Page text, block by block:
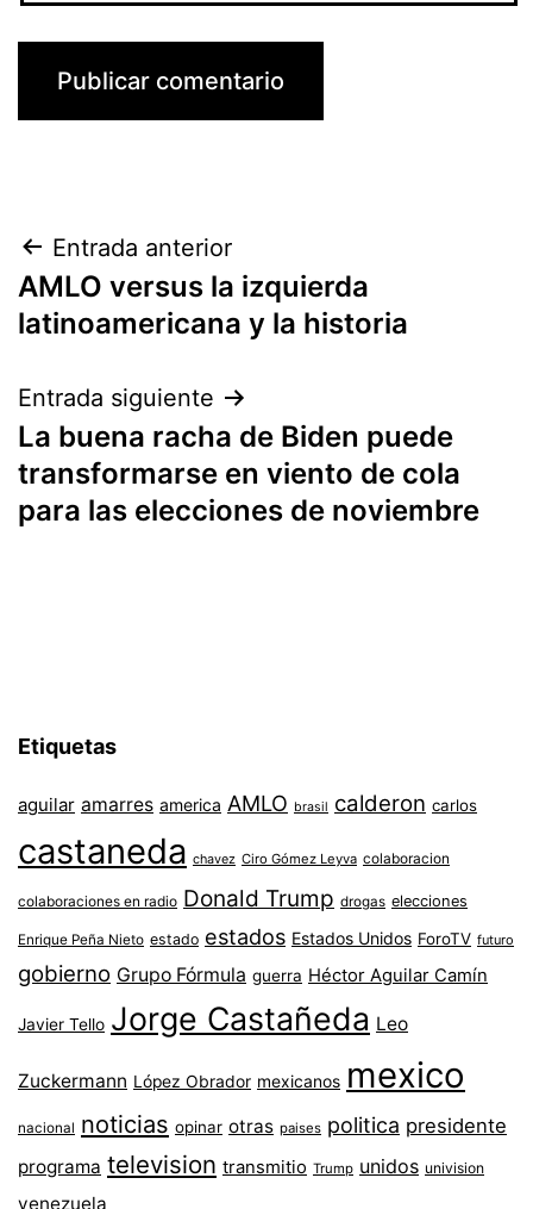
Navegación
de
Entrada anterior
AMLO versus la izquierda
latinoamericana y la historia
Entrada siguiente
La buena racha de Biden puede
transformarse en viento de cola
para las elecciones de noviembre
Etiquetas
aguilar amarres america AMLO brasil calderon carlos
castaneda chavez Ciro Gómez Leyva colaboracion
colaboraciones en radio Donald Trump drogas elecciones
Enrique Peña Nieto estado estados Estados Unidos ForoTV futuro
gobierno Grupo Fórmula guerra Héctor Aguilar Camín
Javier Tello Jorge Castañeda Leo
Zuckermann López Obrador mexicanos mexico
nacional noticias opinar otras paises politica presidente
programa television transmitio Trump unidos univision
venezuela